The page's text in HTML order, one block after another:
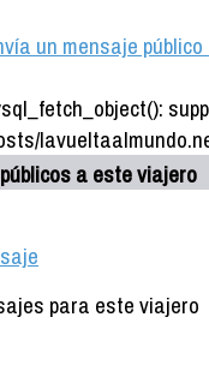
un mensaje
a este viajero
para este viajero